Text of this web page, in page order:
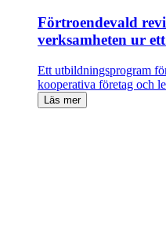
Förtroendevald
verksamheten ur
Ett utbildningsprogram
kooperativa företag och
Läs mer